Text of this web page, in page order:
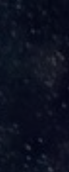
Las
Abimael
Las
320 kbsp
pesos
pieza de
Abimael
Anabel.
cambio